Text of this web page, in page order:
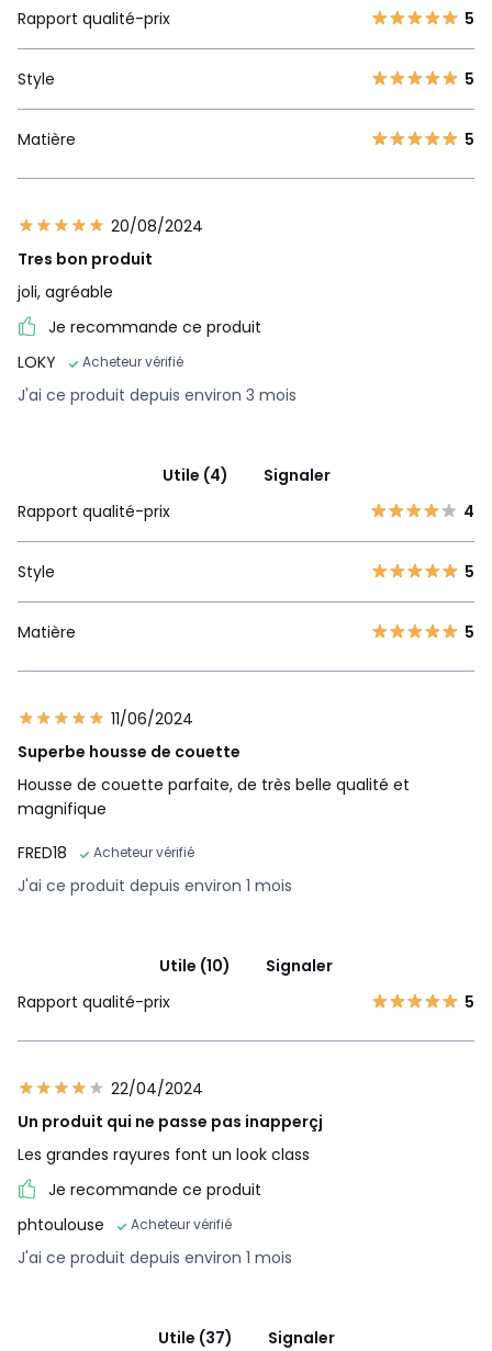
Rapport qualité-prix 5
Style 5
Matière 5
20/08/2024
Tres bon produit
joli, agréable
Je recommande ce produit
LOKY
Acheteur vérifié
J'ai ce produit depuis environ 3 mois
Utile (4)
Signaler
Rapport qualité-prix
4
Style 5
Matière 5
11/06/2024
Superbe housse de couette
Housse de couette parfaite, de très belle qualité et
magnifique
FRED18
Acheteur vérifié
J'ai ce produit depuis environ 1 mois
Utile (10)
Signaler
Rapport qualité-prix
5
22/04/2024
Un produit qui ne passe pas inapperçj
Les grandes rayures font un look class
Je recommande ce produit
phtoulouse
Acheteur vérifié
J'ai ce produit depuis environ 1 mois
Utile (37)
Signaler